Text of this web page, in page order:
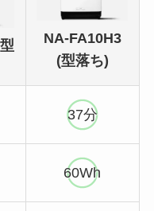
NA-FA10H3
(型落ち)
37分
60Wh